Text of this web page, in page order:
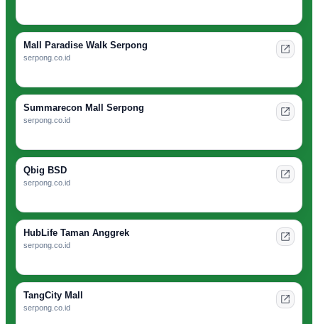
Mall Paradise Walk Serpong
serpong.co.id
Summarecon Mall Serpong
serpong.co.id
Qbig BSD
serpong.co.id
HubLife Taman Anggrek
serpong.co.id
TangCity Mall
serpong.co.id